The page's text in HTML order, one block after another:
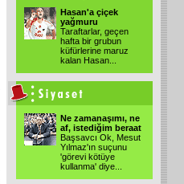
Hasan'a çiçek
yağmuru
Taraftarlar, geçen
hafta bir grubun
küfürlerine maruz
kalan Hasan...
Ne zamanaşımı, ne
af, istediğim beraat
Başsavcı Ok, Mesut
Yılmaz'ın suçunu
'görevi kötüye
kullanma' diye...